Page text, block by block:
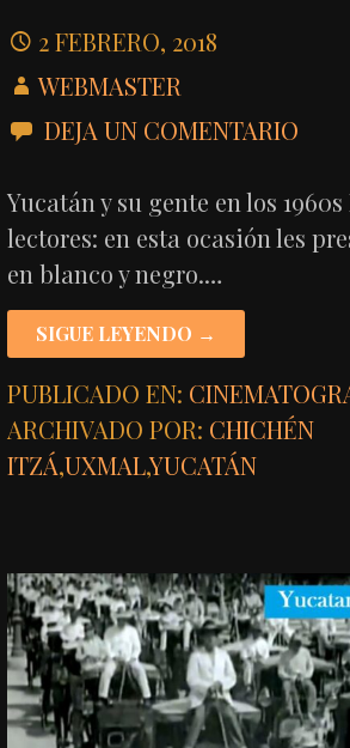
2 FEBRERO, 2018
WEBMASTER
DEJA UN COMENTARIO
Yucatán y su gente en los
lectores: en esta ocasión les
en blanco y negro.…
SIGUE LEYENDO →
PUBLICADO EN:
ARCHIVADO POR: CHICHÉN
ITZÁ,UXMAL,YUCATÁN